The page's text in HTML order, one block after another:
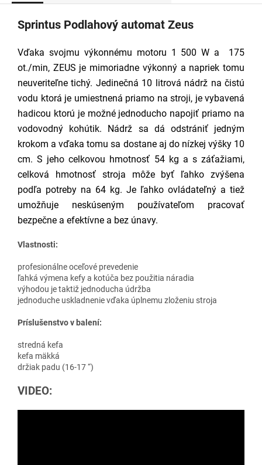
Sprintus Podlahový automat Zeus
Vďaka svojmu výkonnému motoru 1 500 W a 175
ot./min, ZEUS je mimoriadne výkonný a napriek tomu
neuveriteľne tichý. Jedinečná 10 litrová nádrž na čistú
vodu ktorá je umiestnená priamo na stroji, je vybavená
hadicou ktorú je možné jednoducho napojiť priamo na
vodovodný kohútik. Nádrž sa dá odstrániť jedným
krokom a vďaka tomu sa dostane aj do nízkej výšky 10
cm.S jeho celkovou hmotnosť 54 kg a s záťažiami,
celková hmotnosť stroja môže byť ľahko zvýšena
podľa potreby na 64 kg. Je ľahko ovládateľný a tiež
umožňuje neskúseným používateľom pracovať
bezpečne a efektívne a bez únavy.
Vlastnosti:
profesionálne oceľové prevedenie
ľahká výmena kefy a kotúča bez použitia náradia
výhodou je taktiž jednoducha údržba
jednoduche uskladnenie vďaka úplnemu zloženiu stroja
Príslušenstvo v balení:
stredná kefa
kefa mäkká
držiak padu (16-17 “)
VIDEO: